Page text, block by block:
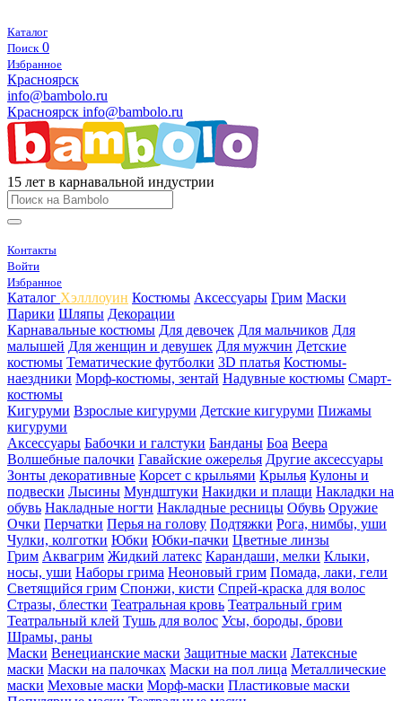
Каталог
Поиск 0
Избранное
Красноярск
info@bambolo.ru
Красноярск info@bambolo.ru
15 лет в карнавальной индустрии
Контакты
Войти
Избранное
Каталог Хэлллоуин Костюмы Аксессуары Грим Маски
Парики Шляпы Декорации
Карнавальные костюмы Для девочек Для мальчиков Для
малышей Для женщин и девушек Для мужчин Детские
костюмы Тематические футболки 3D платья Костюмы-
наездники Морф-костюмы, зентай Надувные костюмы Смарт-
костюмы
Кигуруми Взрослые кигуруми Детские кигуруми Пижамы
кигуруми
Аксессуары Бабочки и галстуки Банданы Боа Веера
Волшебные палочки Гавайские ожерелья Другие аксессуары
Зонты декоративные Корсет с крыльями Крылья Кулоны и
подвески Лысины Мундштуки Накидки и плащи Накладки на
обувь Накладные ногти Накладные ресницы Обувь Оружие
Очки Перчатки Перья на голову Подтяжки Рога, нимбы, уши
Чулки, колготки Юбки Юбки-пачки Цветные линзы
Грим Аквагрим Жидкий латекс Карандаши, мелки Клыки,
носы, уши Наборы грима Неоновый грим Помада, лаки, гели
Светящийся грим Спонжи, кисти Спрей-краска для волос
Стразы, блестки Театральная кровь Театральный грим
Театральный клей Тушь для волос Усы, бороды, брови
Шрамы, раны
Маски Венецианские маски Защитные маски Латексные
маски Маски на палочках Маски на пол лица Металлические
маски Меховые маски Морф-маски Пластиковые маски